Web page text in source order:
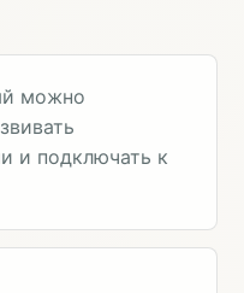
можно
и подключать к